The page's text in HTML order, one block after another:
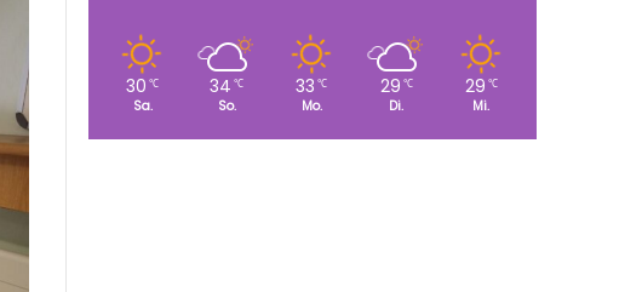
30 ℃
Sa.
34 ℃
So.
33 ℃
Mo.
29 ℃
Di.
29 ℃
Mi.